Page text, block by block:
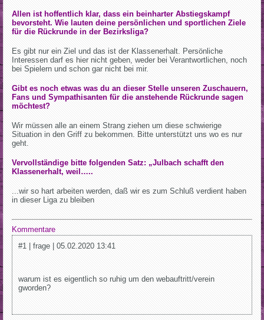
Allen ist hoffentlich klar, dass ein beinharter Abstiegskampf
bevorsteht. Wie lauten deine persönlichen und sportlichen Ziele
für die Rückrunde in der Bezirksliga?
Es gibt nur ein Ziel und das ist der Klassenerhalt. Persönliche
Interessen darf es hier nicht geben, weder bei Verantwortlichen, noch
bei Spielern und schon gar nicht bei mir.
Gibt es noch etwas was du an dieser Stelle unseren Zuschauern,
Fans und Sympathisanten für die anstehende Rückrunde sagen
möchtest?
Wir müssen alle an einem Strang ziehen um diese schwierige
Situation in den Griff zu bekommen. Bitte unterstützt uns wo es nur
geht.
Vervollständige bitte folgenden Satz: „Julbach schafft den
Klassenerhalt, weil…..
...wir so hart arbeiten werden, daß wir es zum Schluß verdient haben
in dieser Liga zu bleiben
Kommentare
#1 | frage | 05.02.2020 13:41
warum ist es eigentlich so ruhig um den webauftritt/verein
gworden?